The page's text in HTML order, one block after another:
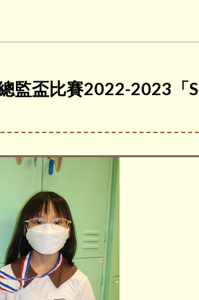
監盃比賽2022-2023「